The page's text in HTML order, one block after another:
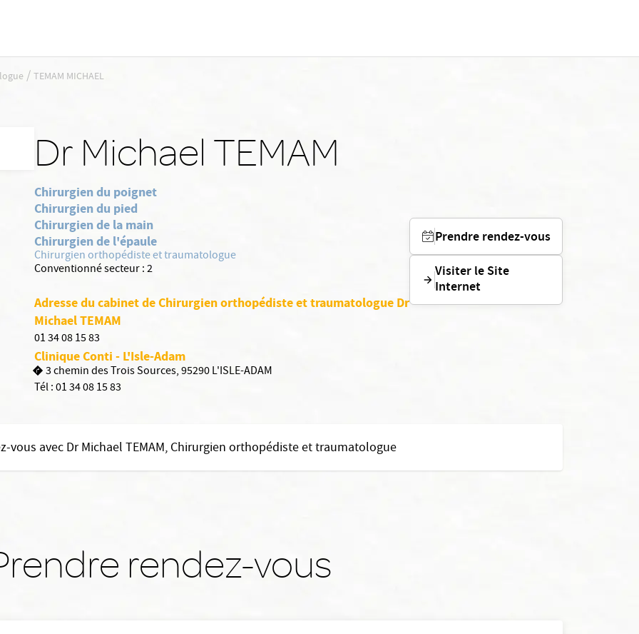
/TEMAM MICHAEL
Dr Michael TEMAM
Chirurgien du poignet
Chirurgien du pied
Chirurgien de la main
Chirurgien de l'épaule
Chirurgien orthopédiste et traumatologue
Conventionné secteur :2
Adresse du cabinet de Chirurgien orthopédiste et traumatologue Dr
Michael TEMAM
01 34 08 15 83
Clinique Conti - L'Isle-Adam
3 chemin des Trois Sources, 95290 L'ISLE-ADAM
Tél :01 34 08 15 83
Prendre rendez-vous
Visiter le Site
Internet
vous avec Dr Michael TEMAM, Chirurgien orthopédiste et traumatologue
rendez-vous